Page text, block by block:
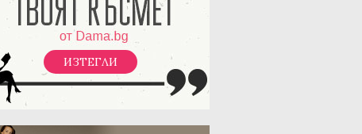
ИЗТЕГЛИ